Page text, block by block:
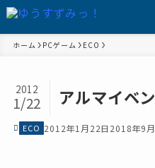
ホーム PCゲーム ECO
アルマイベ
2012
1/22
ECO 2012年1月22日2018年9